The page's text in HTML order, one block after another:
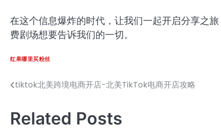
在这个信息爆炸的时代，让我们一起开启分享之
费剧场想要告诉我们的一切。
红果哪里买粉丝
文
导
tiktok北美跨境电商开店-北美TikTok电商开店攻略
Related Posts